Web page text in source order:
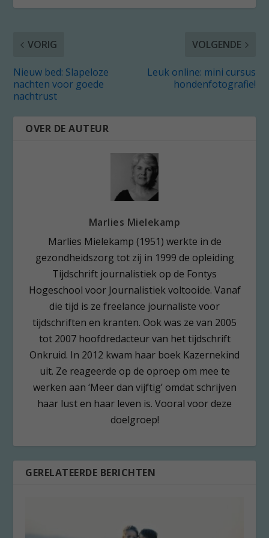
VORIG
Nieuw bed: Slapeloze
nachten voor goede
nachtrust
VOLGENDE
Leuk online: mini cursus
hondenfotografie!
OVER DE AUTEUR
Marlies Mielekamp
Marlies Mielekamp (1951) werkte in de
gezondheidszorg tot zij in 1999 de opleiding
Tijdschrift journalistiek op de Fontys
Hogeschool voor Journalistiek voltooide. Vanaf
die tijd is ze freelance journaliste voor
tijdschriften en kranten. Ook was ze van 2005
tot 2007 hoofdredacteur van het tijdschrift
Onkruid. In 2012 kwam haar boek Kazernekind
uit. Ze reageerde op de oproep om mee te
werken aan ‘Meer dan vijftig’ omdat schrijven
haar lust en haar leven is. Vooral voor deze
doelgroep!
GERELATEERDE BERICHTEN